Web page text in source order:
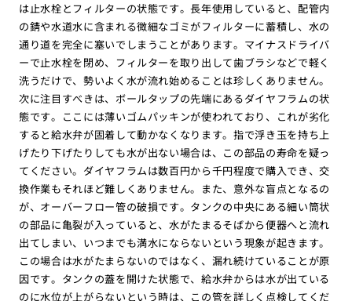
は止水栓とフィルターの状態です。長年使用していると、配管内
の錆や水道水に含まれる微細なゴミがフィルターに蓄積し、水の
通り道を完全に塞いでしまうことがあります。マイナスドライバ
ーで止水栓を閉め、フィルターを取り出して歯ブラシなどで軽く
洗うだけで、勢いよく水が流れ始めることは珍しくありません。
次に注目すべきは、ボールタップの先端にあるダイヤフラムの状
態です。ここには薄いゴムパッキンが使われており、これが劣化
すると給水弁が固着して動かなくなります。指で浮き玉を持ち上
げたり下げたりしても水が出ない場合は、この部品の寿命を疑っ
てください。ダイヤフラムは数百円から千円程度で購入でき、交
換作業もそれほど難しくありません。また、意外な盲点となるの
が、オーバーフロー管の破損です。タンクの中央にある細い筒状
の部品に亀裂が入っていると、水がたまるそばから便器へと流れ
出てしまい、いつまでも満水にならないという現象が起きます。
この場合は水がたまらないのではなく、漏れ続けていることが原
因です。タンクの蓋を開けた状態で、給水弁からは水が出ている
のに水位が上がらないという時は、この管を詳しく点検してくだ